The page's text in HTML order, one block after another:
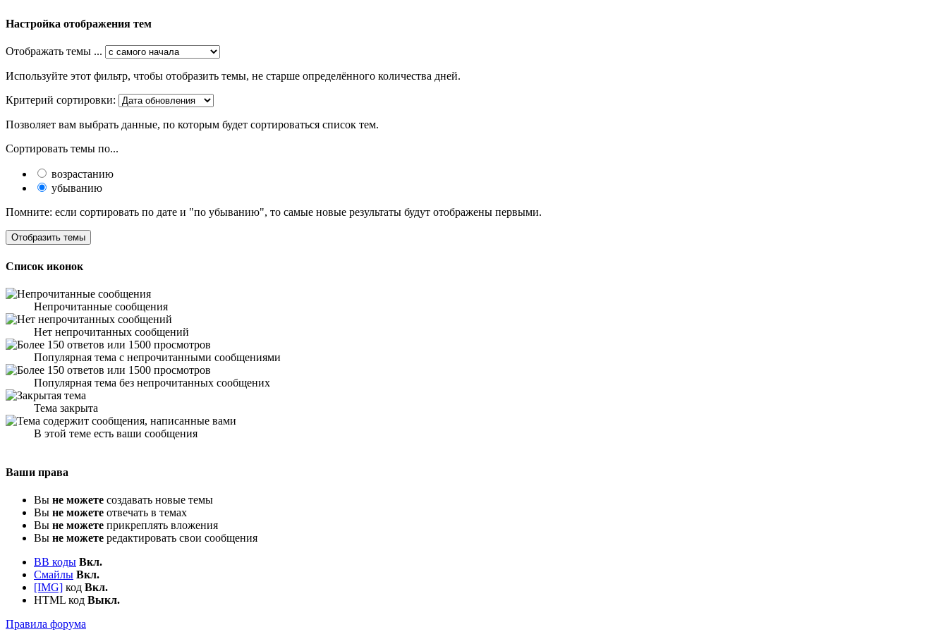
Настройка отображения тем
Отображать темы ...
Используйте этот фильтр, чтобы отобразить темы, не старше определённого количества дней.
Критерий сортировки:
Позволяет вам выбрать данные, по которым будет сортироваться список тем.
Сортировать темы по...
возрастанию
убыванию
Помните: если сортировать по дате и "по убыванию", то самые новые результаты будут отображены первыми.
Список иконок
Непрочитанные сообщения
Нет непрочитанных сообщений
Популярная тема с непрочитанными сообщениями
Популярная тема без непрочитанных сообщених
Тема закрыта
В этой теме есть ваши сообщения
Ваши права
Вы не можете создавать новые темы
Вы не можете отвечать в темах
Вы не можете прикреплять вложения
Вы не можете редактировать свои сообщения
BB коды Вкл.
Смайлы Вкл.
[IMG] код Вкл.
HTML код Выкл.
Правила форума